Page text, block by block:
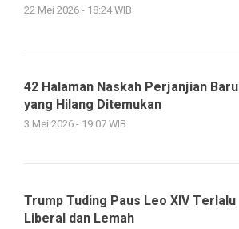
22 Mei 2026 - 18:24 WIB
42 Halaman Naskah Perjanjian Baru
yang Hilang Ditemukan
3 Mei 2026 - 19:07 WIB
Trump Tuding Paus Leo XIV Terlalu
Liberal dan Lemah